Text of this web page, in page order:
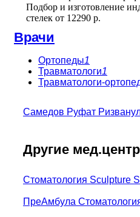
Подбор и изготовление
стелек от 12290 р.
Врачи
Ортопеды1
Травматологи1
Травматологи-
Самедов Руфат
Другие
Стоматология Sculpture
ПреАмбула